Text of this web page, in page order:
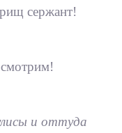
сержант!
и оттуда